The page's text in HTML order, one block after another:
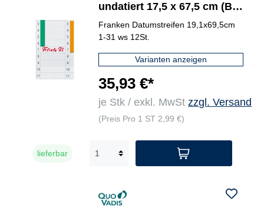
undatiert 17,5 x 67,5 cm (B x
H)
Franken Datumstreifen 19,1x69,5cm
1-31 ws 12St.
Varianten anzeigen
35,93 €*
je Stk / exkl. MwStzzgl. Versand
(Preis Pro 1 ST 2,99 €)
lieferbar